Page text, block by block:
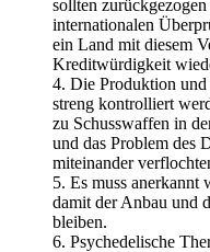
sollten
internationalen
ein Land mit diesem
Kreditwürdigkeit
4. Die Produktion
streng kontrolliert
zu Schusswaffen in
und das Problem des
miteinander
5. Es muss anerkannt
damit der Anbau und
bleiben.
6. Psychedelische